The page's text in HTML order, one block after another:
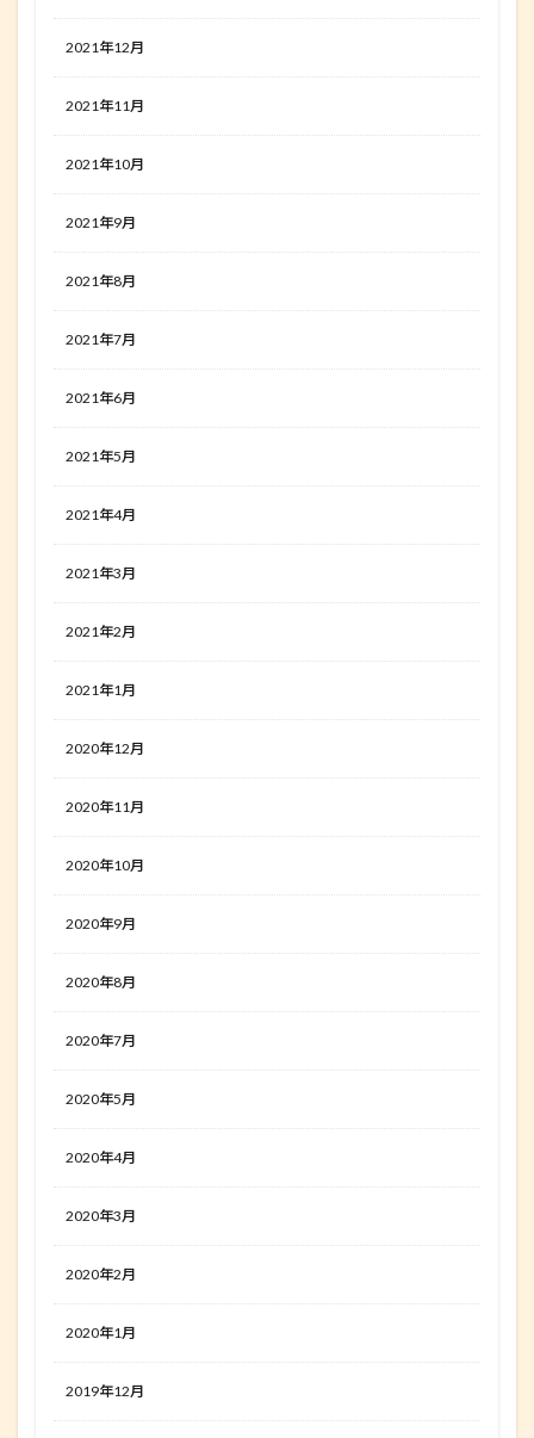
2021年12月
2021年11月
2021年10月
2021年9月
2021年8月
2021年7月
2021年6月
2021年5月
2021年4月
2021年3月
2021年2月
2021年1月
2020年12月
2020年11月
2020年10月
2020年9月
2020年8月
2020年7月
2020年5月
2020年4月
2020年3月
2020年2月
2020年1月
2019年12月